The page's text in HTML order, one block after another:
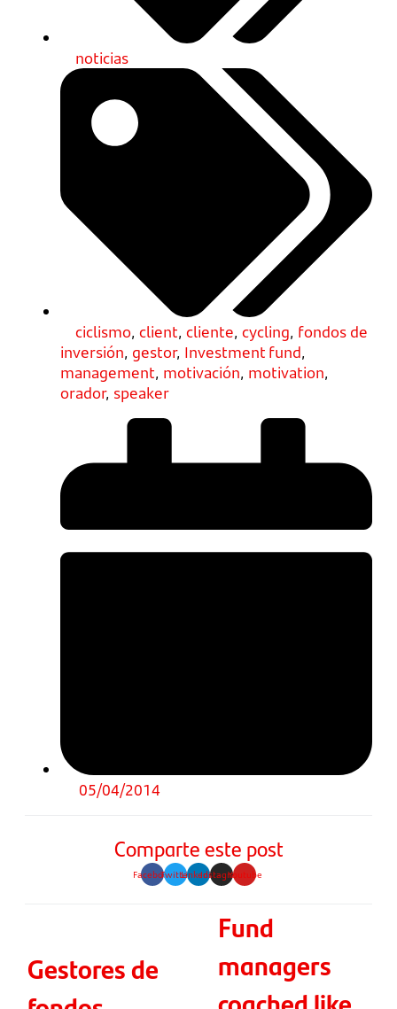
noticias
ciclismo, client, cliente, cycling, fondos de
inversión, gestor, Investment fund,
management, motivación, motivation,
orador, speaker
05/04/2014
Comparte este post
FacebookTwitterLinkedinInstagramYoutube
Gestores de
Fund
managers